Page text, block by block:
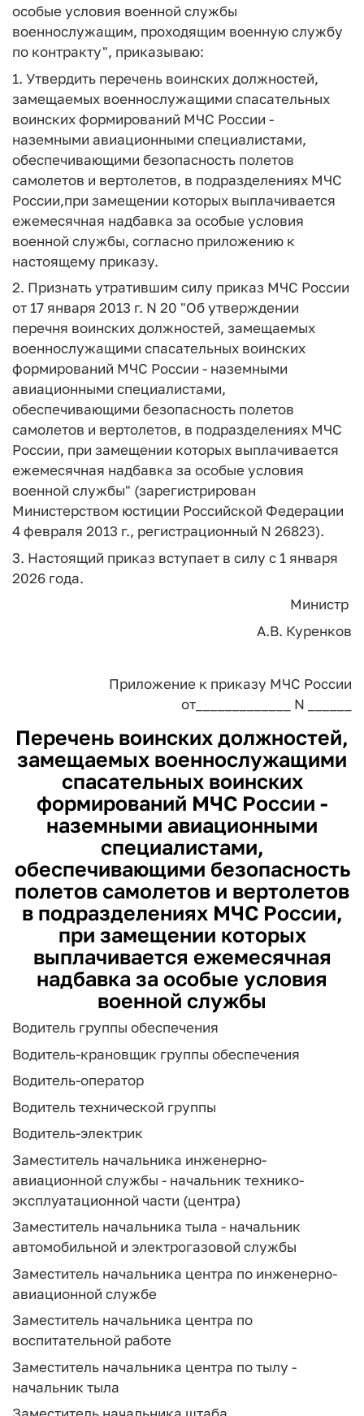
особые условия военной службы
военнослужащим, проходящим военную службу
по контракту", приказываю:
1. Утвердить перечень воинских должностей,
замещаемых военнослужащими спасательных
воинских формирований МЧС России -
наземными авиационными специалистами,
обеспечивающими безопасность полетов
самолетов и вертолетов, в подразделениях МЧС
России,при замещении которых выплачивается
ежемесячная надбавка за особые условия
военной службы, согласно приложению к
настоящему приказу.
2. Признать утратившим силу приказ МЧС России
от 17 января 2013 г. N 20 "Об утверждении
перечня воинских должностей, замещаемых
военнослужащими спасательных воинских
формирований МЧС России - наземными
авиационными специалистами,
обеспечивающими безопасность полетов
самолетов и вертолетов, в подразделениях МЧС
России, при замещении которых выплачивается
ежемесячная надбавка за особые условия
военной службы" (зарегистрирован
Министерством юстиции Российской Федерации
4 февраля 2013 г., регистрационный N 26823).
3. Настоящий приказ вступает в силу с 1 января
2026 года.
Министр
А.В. Куренков
Приложение к приказу МЧС России
от_____________ N ______
Перечень воинских должностей,
замещаемых военнослужащими
спасательных воинских
формирований МЧС России -
наземными авиационными
специалистами,
обеспечивающими безопасность
полетов самолетов и вертолетов
в подразделениях МЧС России,
при замещении которых
выплачивается ежемесячная
надбавка за особые условия
военной службы
Водитель группы обеспечения
Водитель-крановщик группы обеспечения
Водитель-оператор
Водитель технической группы
Водитель-электрик
Заместитель начальника инженерно-
авиационной службы - начальник технико-
эксплуатационной части (центра)
Заместитель начальника тыла - начальник
автомобильной и электрогазовой службы
Заместитель начальника центра по инженерно-
авиационной службе
Заместитель начальника центра по
воспитательной работе
Заместитель начальника центра по тылу -
начальник тыла